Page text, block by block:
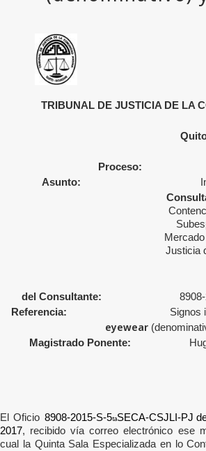
TRIBUNAL DE JUSTICIA DE LA
Proceso:
Asunto:
Justicia
del Consultante:
Referencia:
Signos
eyewear
Magistrado Ponente:
El Oficio 8908-2015-S-5taSECA-CSJLI-PJ
2017, recibido vía correo electrónico ese
cual la Quinta Sala Especializada en lo